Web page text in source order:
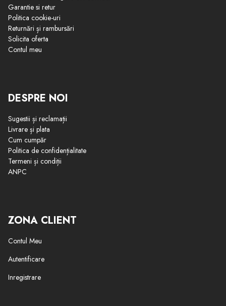
Garantie si retur
Politica cookie-uri
Returnări și rambursări
Solicita oferta
Contul meu
DESPRE NOI
Sugestii și reclamații
Livrare și plata
Cum cumpăr
Politica de confidențialitate
Termeni și condiții
ANPC
ZONA CLIENT
Contul Meu
Autentificare
Inregistrare